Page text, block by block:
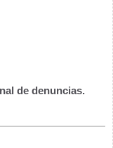
de denuncias.